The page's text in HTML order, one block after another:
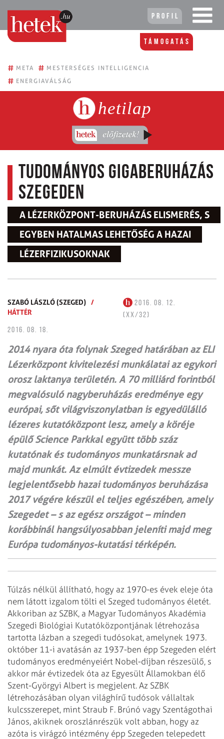
Profil
Támogatás
# META # MESTERSÉGES INTELLIGENCIA
# ENERGIAVÁLSÁG
hetilap
Tudományos gigaberuházás
Szegeden
A LÉZERKÖZPONT-BERUHÁZÁS ELISMERÉS, S
EGYBEN HATALMAS LEHETŐSÉG A HAZAI
LÉZERFIZIKUSOKNAK
SZABÓ LÁSZLÓ (SZEGED) /
HÁTTÉR
2016. 08. 12.
(XX/32)
2016. 08. 18.
2014 nyara óta folynak Szeged határában az ELI
Lézerközpont kivitelezési munkálatai az egykori
orosz laktanya területén. A 70 milliárd forintból
megvalósuló nagyberuházás eredménye egy
európai, sőt világviszonylatban is egyedülálló
lézeres kutatóközpont lesz, amely a köréje
épülő Science Parkkal együtt több száz
kutatónak és tudományos munkatársnak ad
majd munkát. Az elmúlt évtizedek messze
legjelentősebb hazai tudományos beruházása
2017 végére készül el teljes egészében, amely
Szegedet – s az egész országot – minden
korábbinál hangsúlyosabban jeleníti majd meg
Európa tudományos-kutatási térképén.
Túlzás nélkül állítható, hogy az 1970-es évek eleje óta
nem látott izgalom tölti el Szeged tudományos életét.
Akkoriban az SZBK, a Magyar Tudományos Akadémia
Szegedi Biológiai Kutatóközpontjának létrehozása
tartotta lázban a szegedi tudósokat, amelynek 1973.
október 11-i avatásán az 1937-ben épp Szegeden elért
tudományos eredményeiért Nobel-díjban részesülő, s
akkor már évtizedek óta az Egyesült Államokban élő
Szent-Györgyi Albert is megjelent. Az SZBK
létrehozásában olyan világhírű tudósok vállaltak
kulcsszerepet, mint Straub F. Brúnó vagy Szent­ágothai
János, akiknek oroszlánrészük volt abban, hogy az
azóta is virágzó intézmény épp Szegeden telepedett